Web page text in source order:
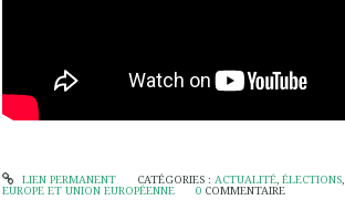
LIEN PERMANENT CATÉGORIES : ACTUALITÉ, ÉLECTIONS,
EUROPE ET UNION EUROPÉENNE 0 COMMENTAIRE